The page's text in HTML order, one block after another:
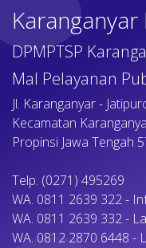
DPMPTSP
Mal Pelayanan
Jl. Karanganyar -
Kecamatan
Propinsi Jawa Tengah
Telp. (0271) 495269
WA. 0811 2639 322 -
WA. 0811 2639 332 -
WA. 0812 2870 6448 -